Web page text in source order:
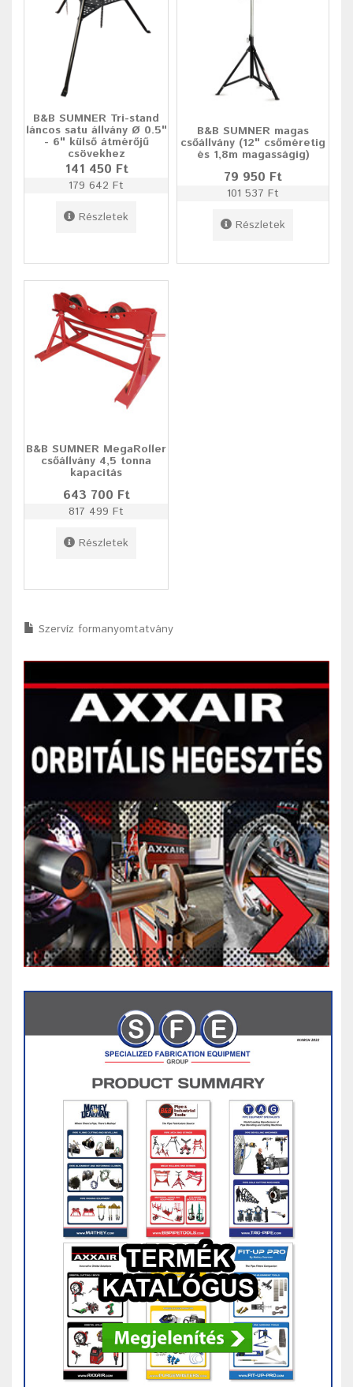
B&B SUMNER Tri-stand
láncos satu állvány Ø 0.5"
- 6" külső átmérőjű
csövekhez
141 450 Ft
179 642 Ft
Részletek
B&B SUMNER magas
csőállvány (12" csőméretig
és 1,8m magasságig)
79 950 Ft
101 537 Ft
Részletek
B&B SUMNER MegaRoller
csőállvány 4,5 tonna
kapacitás
643 700 Ft
817 499 Ft
Részletek
Szervíz formanyomtatvány